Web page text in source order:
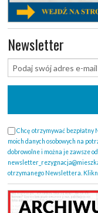
Newsletter
Chcę otrzymywać
moich danych osobowych na
dobrowolne i można je zawsze
otrzymanego Newslettera.